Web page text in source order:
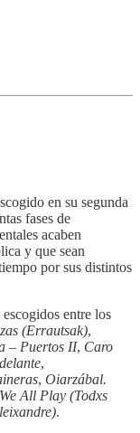
en su segunda
fases de
acaben
y que sean
por sus distintos
entre los
(Errautsak),
– Puertos II, Caro
,
, Oiarzábal.
We All Play (Todxs
.